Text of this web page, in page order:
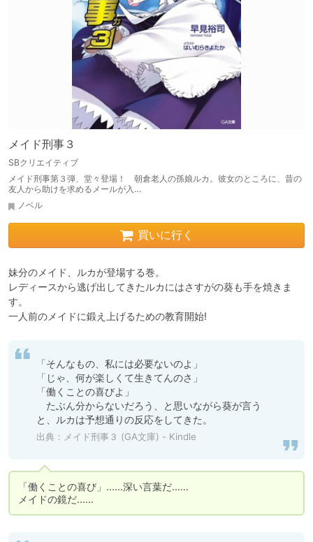
メイド刑事３
SBクリエイティブ
メイド刑事第３弾、堂々登場！ 朝倉老人の孫娘ルカ。彼女のところに、昔の
友人から助けを求めるメールが入…
ノベル
買いに行く
妹分のメイド、ルカが登場する巻。
レディースから逃げ出してきたルカにはさすがの葵も手を焼きま
す。
一人前のメイドに鍛え上げるための教育開始!
「そんなもの、私には必要ないのよ」
「じゃ、何が楽しくて生きてんのさ」
「働くことの喜びよ」
たぶん分からないだろう、と思いながら葵が言う
と、ルカは予想通りの反応をしてきた。
出典： メイド刑事３ (GA文庫) - Kindle
「働くことの喜び」……深い言葉だ……
メイドの鏡だ……